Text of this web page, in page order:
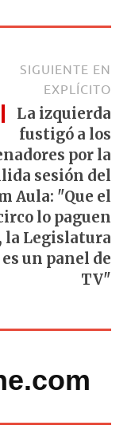
SIGUIENTE EN
EXPLÍCITO
La izquierda
fustigó a los
por la
sesión del
Aula: "Que el
lo paguen
la Legislatura
un panel de
TV"